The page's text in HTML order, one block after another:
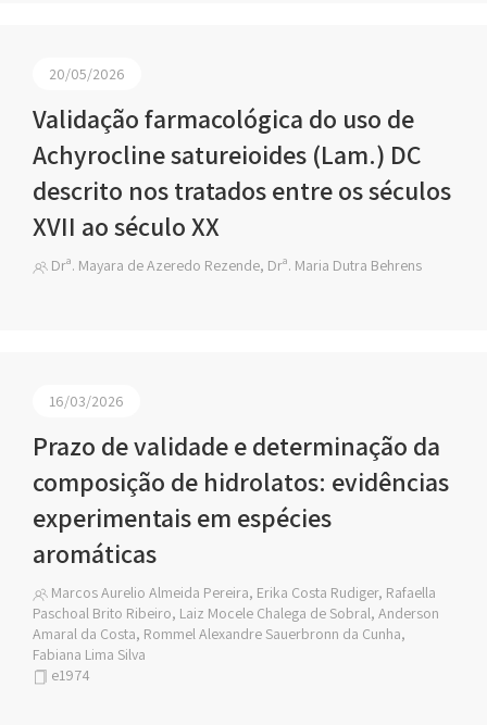
20/05/2026
Validação farmacológica do uso de
Achyrocline satureioides (Lam.) DC
descrito nos tratados entre os séculos
XVII ao século XX
Drª. Mayara de Azeredo Rezende, Drª. Maria Dutra Behrens
16/03/2026
Prazo de validade e determinação da
composição de hidrolatos: evidências
experimentais em espécies
aromáticas
Marcos Aurelio Almeida Pereira, Erika Costa Rudiger, Rafaella
Paschoal Brito Ribeiro, Laiz Mocele Chalega de Sobral, Anderson
Amaral da Costa, Rommel Alexandre Sauerbronn da Cunha,
Fabiana Lima Silva
e1974